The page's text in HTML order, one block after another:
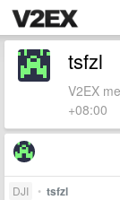
tsfzl
V2EX
+08:00
DJI • tsfzl